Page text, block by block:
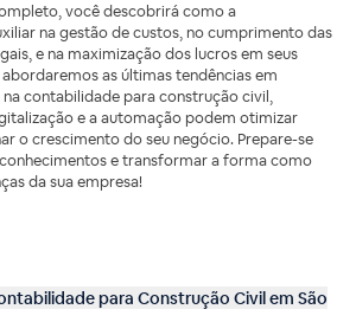
você descobrirá como a
na gestão de custos, no cumprimento das
e na maximização dos lucros em seus
as últimas tendências em
contabilidade para construção civil,
e a automação podem otimizar
o crescimento do seu negócio. Prepare-se
e transformar a forma como
da sua empresa!
para Construção Civil em São